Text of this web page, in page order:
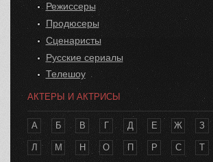
Режиссеры
Продюсеры
Сценаристы
Русские сериалы
Телешоу
АКТЕРЫ И АКТРИСЫ
А Б В Г Д Е Ж З
Л М Н О П Р С Т